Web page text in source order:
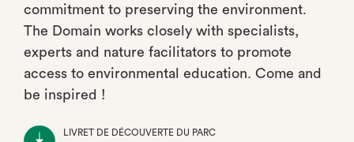
commitment to preserving the environment.
The Domain works closely with specialists,
experts and nature facilitators to promote
access to environmental education. Come and
be inspired !
LIVRET DE DÉCOUVERTE DU PARC